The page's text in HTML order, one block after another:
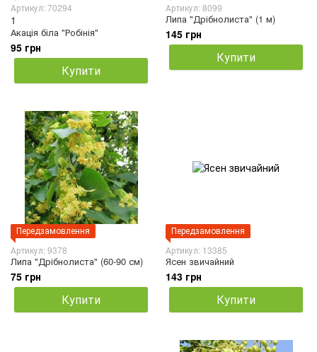
Артикул: 70294
1
Акація біла "Робінія"
95 грн
Купити
Артикул: 8099
Липа "Дрібнолиста" (1 м)
145 грн
Купити
Передзамовлення
Артикул: 9378
Липа "Дрібнолиста" (60-90 см)
75 грн
Купити
Передзамовлення
Артикул: 13385
Ясен звичайний
143 грн
Купити